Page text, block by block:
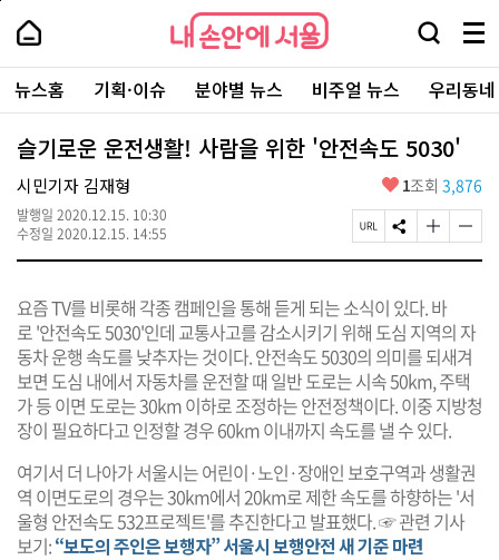
본
로
가
내
손
안
에
서
울
-
서
울
시
대
표
소
털
내
손
에
울
검
창
열
기
메
뉴
전
체
보
주
요
서
뉴스홈 기획·이슈 분야별 뉴스 비주얼 뉴스 우리동
슬기로운 운전생활! 사람을 위한 '안전속도 5030'
시민기자 김재형
발행일 2020.12.15. 10:30
수정일 2020.12.15. 14:55
좋
요
1조회 3,876
페
이
R
L
복
사
S
N
유
하
기
글
자
크
게
변
경
하
기
글
자
게
변
경
하
기
요즘 TV를 비롯해 각종 캠페인을 통해 듣게 되는 소식이 있다. 바
로 '안전속도 5030'인데 교통사고를 감소시키기 위해 도심 지역의 자
동차 운행 속도를 낮추자는 것이다. 안전속도 5030의 의미를 되새겨
보면 도심 내에서 자동차를 운전할 때 일반 도로는 시속 50km, 주택
가 등 이면 도로는 30km 이하로 조정하는 안전정책이다. 이중 지방청
장이 필요하다고 인정할 경우 60km 이내까지 속도를 낼 수 있다.
여기서 더 나아가 서울시는 어린이·노인·장애인 보호구역과 생활권
역 이면도로의 경우는 30km에서 20km로 제한 속도를 하향하는 '서
울형 안전속도 532프로젝트'를 추진한다고 발표했다. ☞ 관련 기사
보기:“보도의 주인은 보행자” 서울시 보행안전 새 기준 마련
페
상
단
로